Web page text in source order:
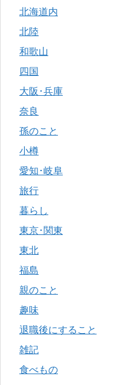
北海道内
北陸
和歌山
四国
大阪･兵庫
奈良
孫のこと
小樽
愛知･岐阜
旅行
暮らし
東京･関東
東北
福島
親のこと
趣味
退職後にすること
雑記
食べもの